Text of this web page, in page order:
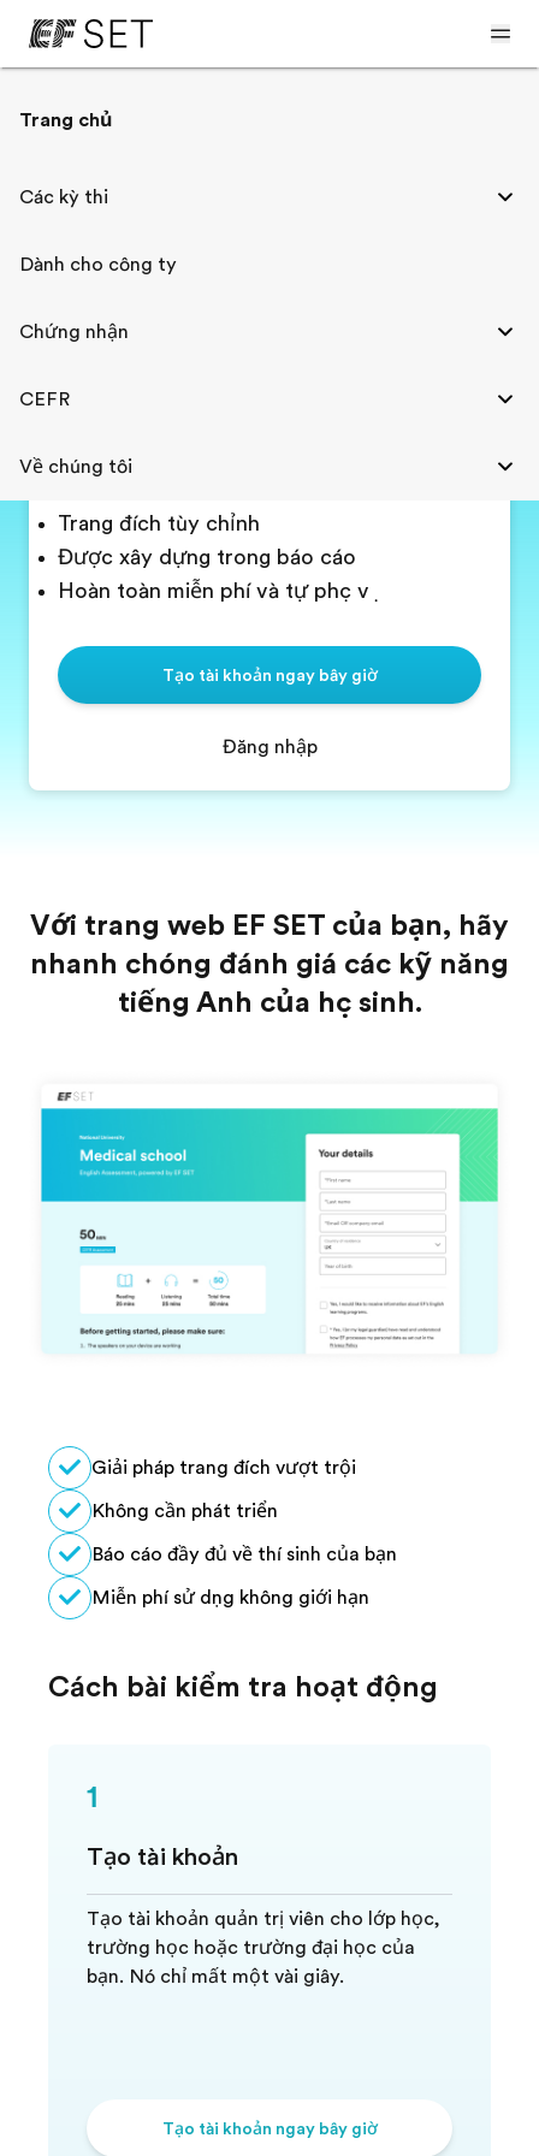
Trang chủ
Các kỳ thi
Dành cho công ty
Chứng nhận
CEFR
Về chúng tôi
EF SET
In the classroom
Sử dụng EF SET để đánh giá chính xác trình độ
khoản quản trị viên để bắt đầu.
Trang đích tùy chỉnh
Được xây dựng trong báo cáo
Hoàn toàn miễn phí và tự phục vụ
Tạo tài khoản ngay bây giờ
Đăng nhập
Với trang web EF SET của bạn, hãy
nhanh chóng đánh giá các kỹ năng
tiếng Anh của học sinh.
Giải pháp trang đích vượt trội
Không cần phát triển
Báo cáo đầy đủ về thí sinh của bạn
Miễn phí sử dụng không giới hạn
Cách bài kiểm tra hoạt động
1
Tạo tài khoản
Tạo tài khoản quản trị viên cho lớp học,
trường học hoặc trường đại học của
bạn. Nó chỉ mất một vài giây.
Tạo tài khoản ngay bây giờ